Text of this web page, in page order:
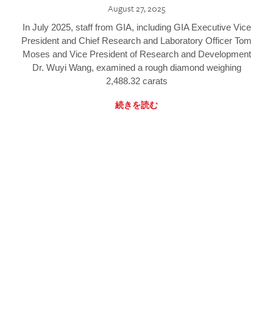
August 27, 2025
In July 2025, staff from GIA, including GIA Executive Vice
President and Chief Research and Laboratory Officer Tom
Moses and Vice President of Research and Development
Dr. Wuyi Wang, examined a rough diamond weighing
2,488.32 carats
続きを読む